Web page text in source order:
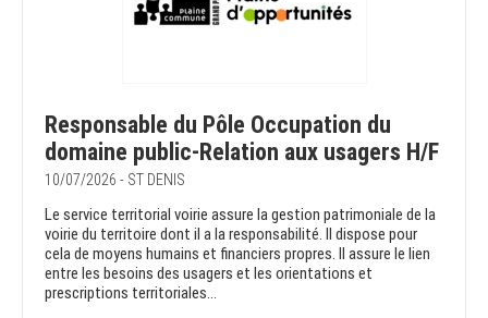
Responsable du Pôle Occupation du
domaine public-Relation aux usagers H/F
10/07/2026 - ST DENIS
Le service territorial voirie assure la gestion patrimoniale de la
voirie du territoire dont il a la responsabilité. Il dispose pour
cela de moyens humains et financiers propres. Il assure le lien
entre les besoins des usagers et les orientations et
prescriptions territoriales...